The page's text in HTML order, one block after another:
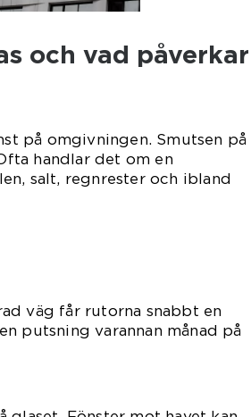
och vad påverkar
på omgivningen. Smutsen på
handlar det om en
salt, regnrester och ibland
väg får rutorna snabbt en
putsning varannan månad på